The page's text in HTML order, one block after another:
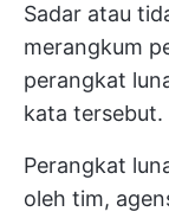
Sadar atau
merangkum
perangkat
kata tersebut.
Perangkat
oleh tim,